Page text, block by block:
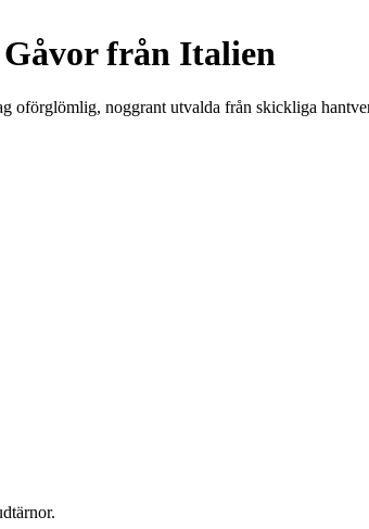
från Italien
oförglömlig, noggrant utvalda från skickliga